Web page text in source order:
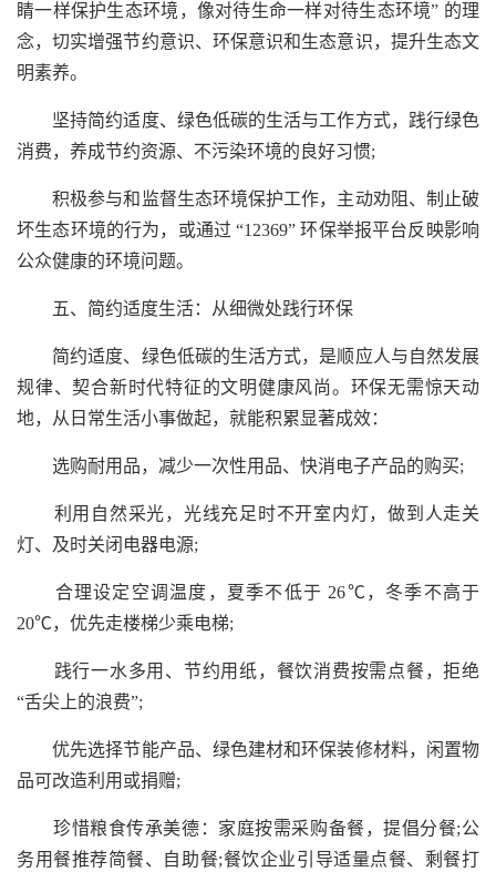
睛一样保护生态环境，像对待生命一样对待生态环境” 的理
念，切实增强节约意识、环保意识和生态意识，提升生态文
明素养。
坚持简约适度、绿色低碳的生活与工作方式，践行绿色
消费，养成节约资源、不污染环境的良好习惯;
积极参与和监督生态环境保护工作，主动劝阻、制止破
坏生态环境的行为，或通过 “12369” 环保举报平台反映影响
公众健康的环境问题。
五、简约适度生活：从细微处践行环保
简约适度、绿色低碳的生活方式，是顺应人与自然发展
规律、契合新时代特征的文明健康风尚。环保无需惊天动
地，从日常生活小事做起，就能积累显著成效：
选购耐用品，减少一次性用品、快消电子产品的购买;
利用自然采光，光线充足时不开室内灯，做到人走关
灯、及时关闭电器电源;
合理设定空调温度，夏季不低于 26℃，冬季不高于
20℃，优先走楼梯少乘电梯;
践行一水多用、节约用纸，餐饮消费按需点餐，拒绝
“舌尖上的浪费”;
优先选择节能产品、绿色建材和环保装修材料，闲置物
品可改造利用或捐赠;
珍惜粮食传承美德：家庭按需采购备餐，提倡分餐;公
务用餐推荐简餐、自助餐;餐饮企业引导适量点餐、剩餐打